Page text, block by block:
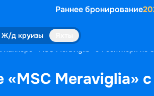
Раннее бронирование
Ж/д круизы
лайнере «MSC Meraviglia» с 1 сентября по
«MSC Meraviglia»